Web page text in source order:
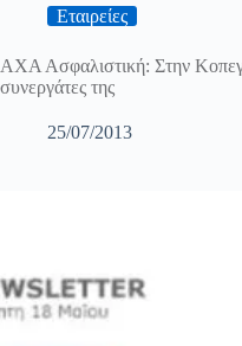
Εταιρείες
ΑΧΑ Ασφαλιστική: Στην
συνεργάτες της
25/07/2013